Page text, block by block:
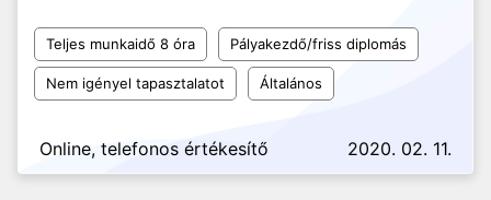
Teljes munkaidő 8 óra Pályakezdő/friss diplomás
Nem igényel tapasztalatot Általános
Online, telefonos értékesítő 2020. 02. 11.